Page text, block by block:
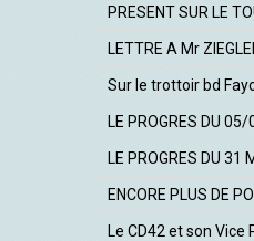
PRESENT SUR LE
LETTRE A Mr
Sur le trottoir bd
LE PROGRES DU
LE PROGRES DU 31
ENCORE PLUS DE
Le CD42 et son